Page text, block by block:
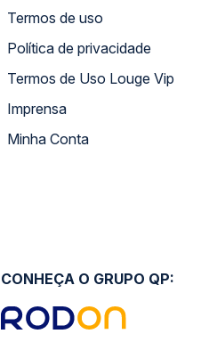
Termos de uso
Política de privacidade
Termos de Uso Louge Vip
Imprensa
Minha Conta
CONHEÇA O GRUPO QP: